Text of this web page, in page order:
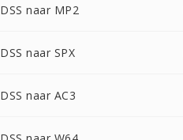
DSS naar MP2
DSS naar SPX
DSS naar AC3